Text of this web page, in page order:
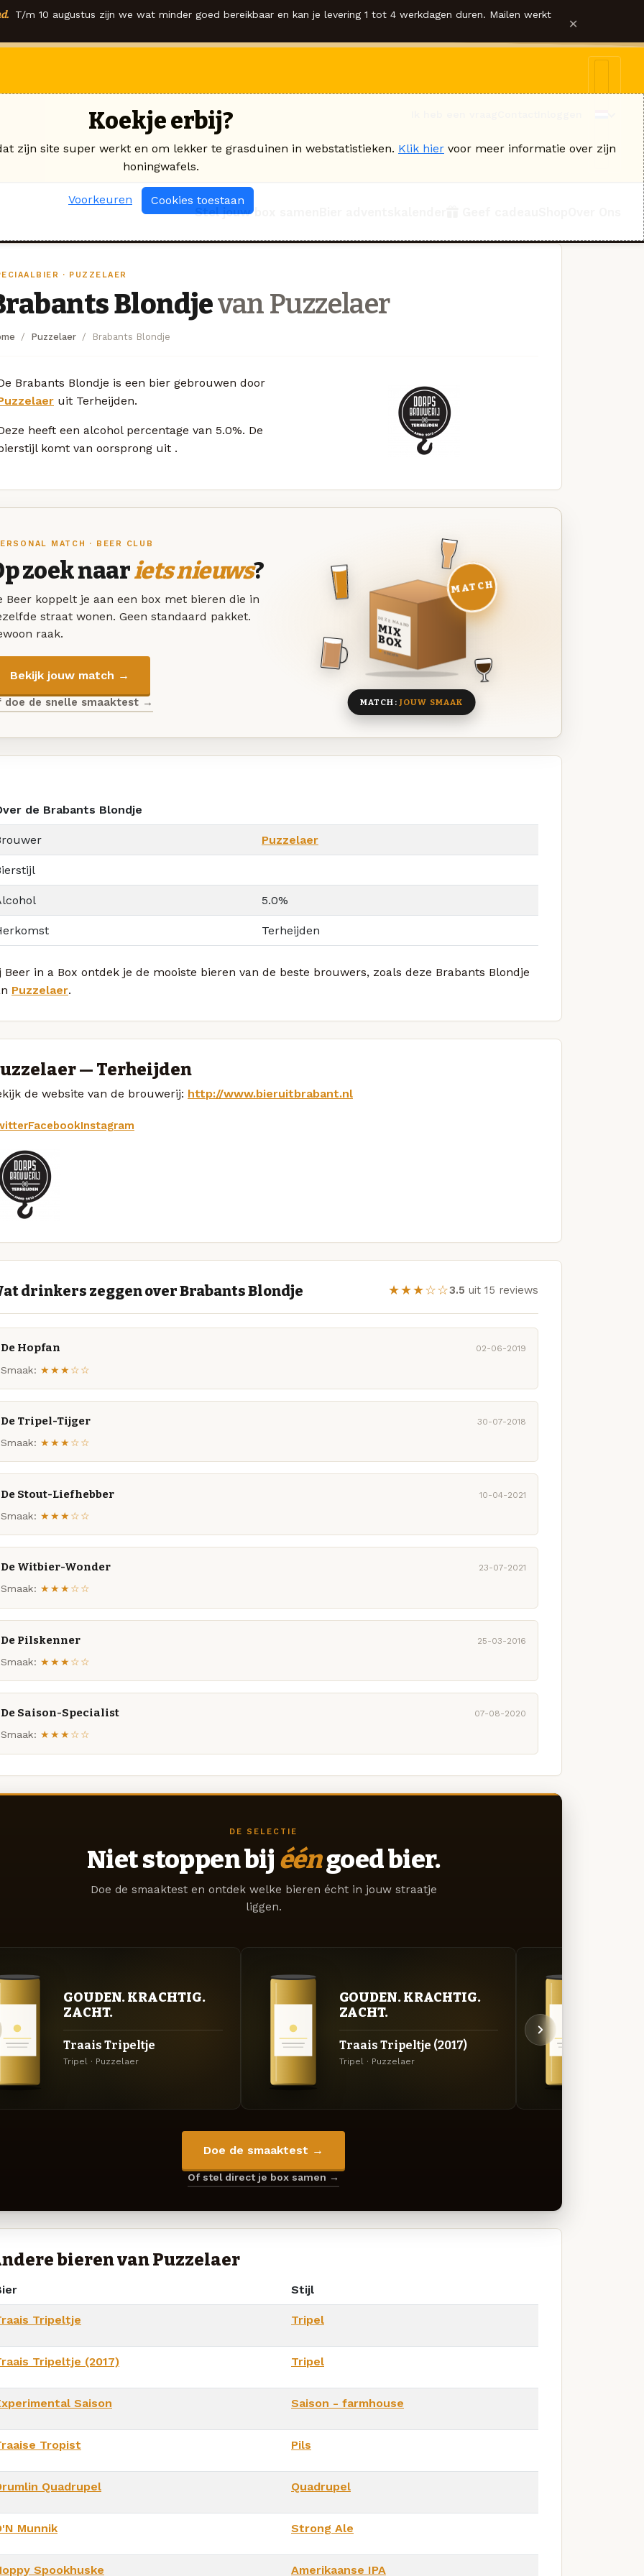
T/m 10 augustus zijn we wat minder goed bereikbaar en kan je levering 1 tot 4 werkdagen duren. Mailen werkt ×
Stel jouw box samen
· PUZZELAER
Blondjevan Puzzelaer
Puzzelaer Brabants Blondje
Brabants Blondje is een bier gebrouwen door
uit Terheijden.
heeft een alcohol percentage van 5.0%. De
komt van oorsprong uit .
MATCH · BEER CLUB
zoek naariets nieuws?
Beer koppelt je aan een box met bieren die in
straat wonen. Geen standaard pakket.
raak.
Bekijk jouw match →
doe de snelle smaaktest →
DEZE MAAND
MIX
BOX
8 BIEREN
MATCH
MATCH: JOUW SMAAK
de Brabants Blondje
Puzzelaer
5.0%
Terheijden
Beer in a Box ontdek je de mooiste bieren van de beste brouwers, zoals deze Brabants Blondje
Puzzelaer.
— Terheijden
de website van de brouwerij: http://www.bieruitbrabant.nl
FacebookInstagram
drinkers zeggen over Brabants Blondje ★★★☆☆3.5 uit 15 reviews
De Hopfan 02-06-2019
Smaak: ★★★☆☆
De Tripel-Tijger 30-07-2018
Smaak: ★★★☆☆
De Stout-Liefhebber 10-04-2021
Smaak: ★★★☆☆
De Witbier-Wonder 23-07-2021
Smaak: ★★★☆☆
De Pilskenner 25-03-2016
Smaak: ★★★☆☆
De Saison-Specialist 07-08-2020
Smaak: ★★★☆☆
DE SELECTIE
Niet stoppen bij ééngoed bier.
Doe de smaaktest en ontdek welke bieren écht in jouw straatje
liggen.
GOUDEN. KRACHTIG.
ZACHT.
Traais Tripeltje
Tripel · Puzzelaer
GOUDEN. KRACHTIG.
ZACHT.
Traais Tripeltje (2017)
Tripel · Puzzelaer
Doe de smaaktest →
Of stel direct je box samen →
bieren van Puzzelaer
Stijl
Tripeltje Tripel
Tripeltje (2017) Tripel
Saison Saison - farmhouse
Tropist Pils
Quadrupel Quadrupel
Munnik Strong Ale
Spookhuske Amerikaanse IPA
Koekje erbij?
zijn site super werkt en om lekker te grasduinen in webstatistieken. Klik hier voor meer informatie over zijn
honingwafels.
Voorkeuren Cookies toestaan